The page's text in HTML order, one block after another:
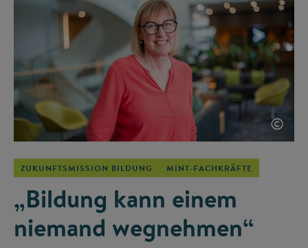
©
ZUKUNFTSMISSION BILDUNG MINT-FACHKRÄFTE
„Bildung kann einem
niemand wegnehmen“